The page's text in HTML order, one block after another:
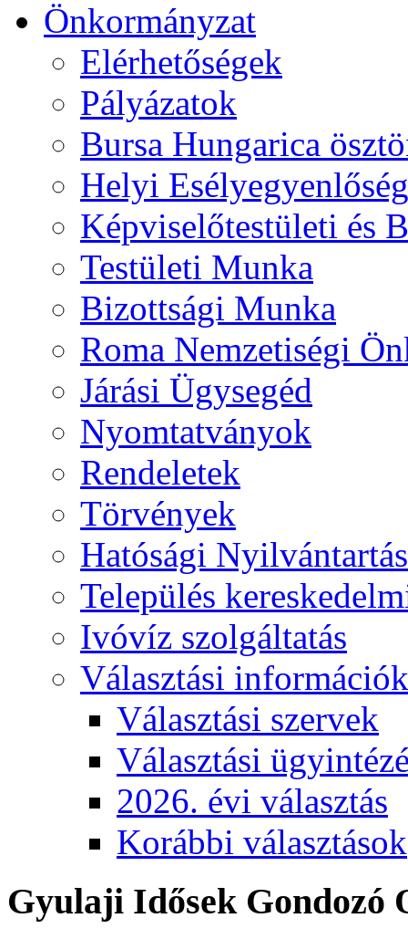
Önkormányzat
Elérhetőségek
Pályázatok
Bursa Hungarica
Helyi
Képviselőtestületi és
Testületi Munka
Bizottsági Munka
Roma Nemzetiségi
Járási Ügysegéd
Nyomtatványok
Rendeletek
Törvények
Hatósági
Település
Ivóvíz szolgáltatás
Választási információk
Választási szervek
Választási
2026. évi választás
Korábbi választások
Gyulaji Idősek Gondozó